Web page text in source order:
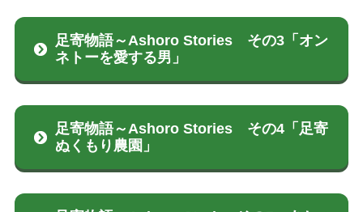
足寄物語～Ashoro Stories その3「オン
ネトーを愛する男」
足寄物語～Ashoro Stories その4「足寄
ぬくもり農園」